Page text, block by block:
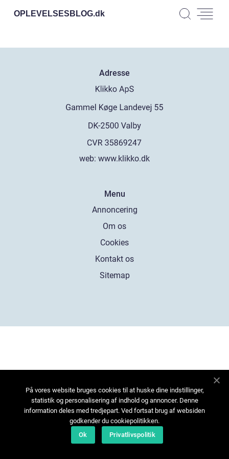
OPLEVELSESBLOG.dk
Adresse
web: www.klikko.dk
Menu
Annoncering
Om os
Cookies
Kontakt os
Sitemap
På vores website bruges cookies til at huske dine indstillinger,
statistik og personalisering af indhold og annoncer. Denne
information deles med tredjepart. Ved fortsat brug af websiden
godkender du cookiepolitikken.
Ok
Privatlivspolitik